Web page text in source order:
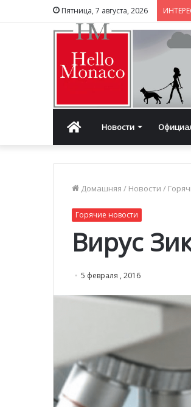
Пятница, 7 августа, 2026
ГлавнаяНовости
Домашняя / Новости /
Горячие новости
Вирус
5 февраля , 2016